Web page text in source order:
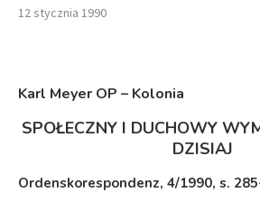
12 stycznia 1990
Karl Meyer OP – Kolonia
SPOŁECZNY I DUCHOWY
DZISIAJ
Ordenskorespondenz, 4/1990, s.